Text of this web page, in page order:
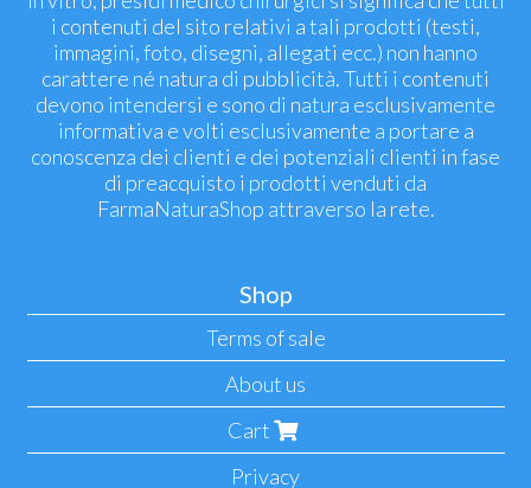
i contenuti del sito relativi a tali prodotti (testi,
immagini, foto, disegni, allegati ecc.) non hanno
carattere né natura di pubblicità. Tutti i contenuti
devono intendersi e sono di natura esclusivamente
informativa e volti esclusivamente a portare a
conoscenza dei clienti e dei potenziali clienti in fase
di preacquisto i prodotti venduti da
FarmaNaturaShop attraverso la rete.
Shop
Terms of sale
About us
Cart
Privacy